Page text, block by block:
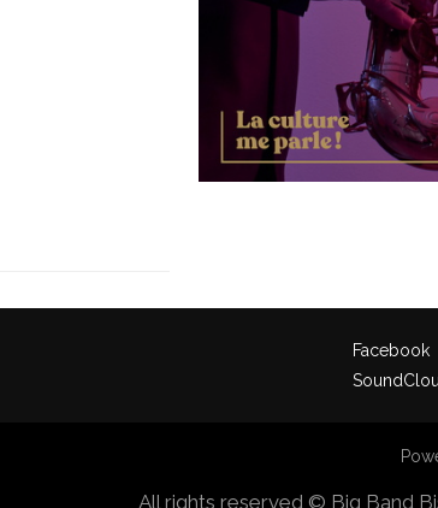
Facebook
All rights reserved © Big Band